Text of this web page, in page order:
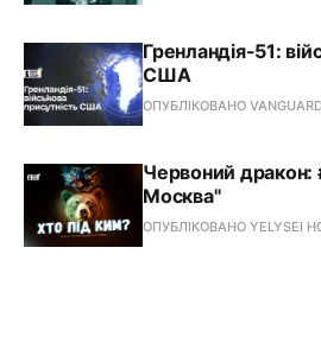
Гренландія-51:
США
ОПУБЛІКОВАНО
Червоний дракон:
Москва"
ОПУБЛІКОВАНО YELYSEI